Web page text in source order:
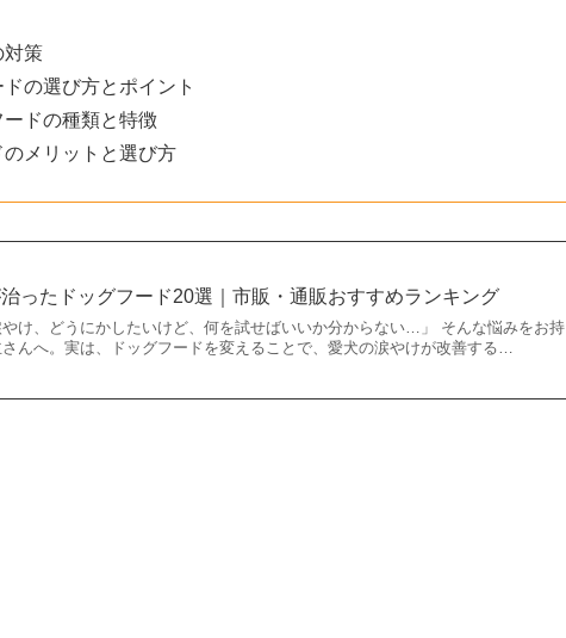
対策
の選び方とポイント
ドの種類と特徴
メリットと選び方
ったドッグフード20選｜市販・通販おすすめランキング
やけ、どうにかしたいけど、何を試せばいいか分からない…」 そんな悩みをお持
んへ。実は、ドッグフードを変えることで、愛犬の涙やけが改善する…